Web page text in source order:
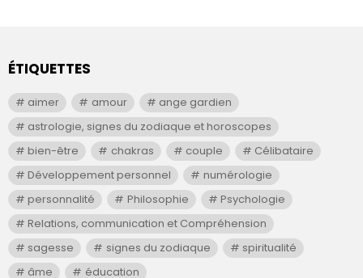
ÉTIQUETTES
aimer amour
ange gardien
astrologie, signes du zodiaque et horoscopes
bien-être
chakras couple
Célibataire
Développement personnel
numérologie
personnalité
Philosophie
Psychologie
Relations, communication et Compréhension
sagesse
signes du zodiaque
spiritualité
âme
éducation